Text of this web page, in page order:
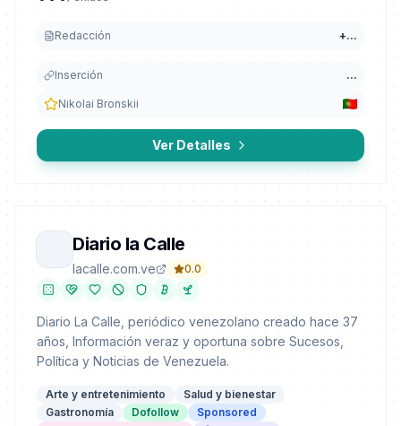
Redacción +...
Inserción ...
Nikolai Bronskii
Ver Detalles
Diario la Calle
lacalle.com.ve 0.0
Diario La Calle, periódico venezolano creado hace 37
años, Información veraz y oportuna sobre Sucesos,
Política y Noticias de Venezuela.
Arte y entretenimiento
Salud y bienestar
Gastronomía
Dofollow
Sponsored